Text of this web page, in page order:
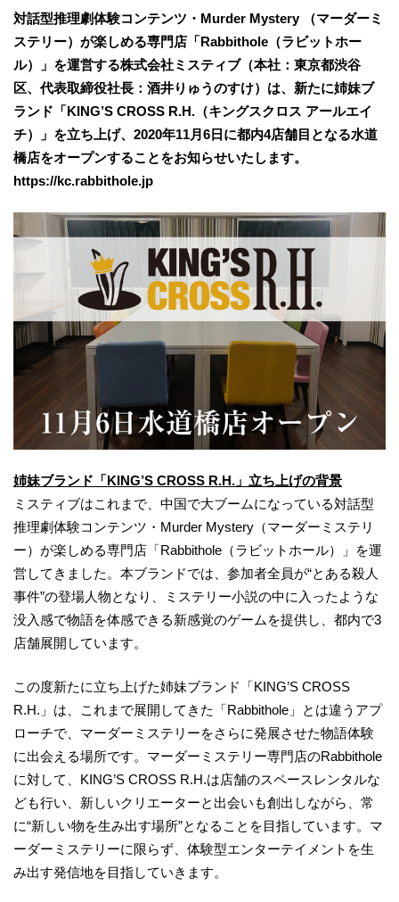
対話型推理劇体験コンテンツ・Murder Mystery （マーダーミ
ステリー）が楽しめる専門店「Rabbithole（ラビットホー
ル）」を運営する株式会社ミスティブ（本社：東京都渋谷
区、代表取締役社長：酒井りゅうのすけ）は、新たに姉妹ブ
ランド「KING’S CROSS R.H.（キングスクロス アールエイ
チ）」を立ち上げ、2020年11月6日に都内4店舗目となる水道
橋店をオープンすることをお知らせいたします。
https://kc.rabbithole.jp
姉妹ブランド「KING’S CROSS R.H.」立ち上げの背景
ミスティブはこれまで、中国で大ブームになっている対話型
推理劇体験コンテンツ・Murder Mystery（マーダーミステリ
ー）が楽しめる専門店「Rabbithole（ラビットホール）」を運
営してきました。本ブランドでは、参加者全員が“とある殺人
事件”の登場人物となり、ミステリー小説の中に入ったような
没入感で物語を体感できる新感覚のゲームを提供し、都内で3
店舗展開しています。
この度新たに立ち上げた姉妹ブランド「KING’S CROSS
R.H.」は、これまで展開してきた「Rabbithole」とは違うアプ
ローチで、マーダーミステリーをさらに発展させた物語体験
に出会える場所です。マーダーミステリー専門店のRabbithole
に対して、KING’S CROSS R.H.は店舗のスペースレンタルな
ども行い、新しいクリエーターと出会いも創出しながら、常
に“新しい物を生み出す場所”となることを目指しています。マ
ーダーミステリーに限らず、体験型エンターテイメントを生
み出す発信地を目指していきます。